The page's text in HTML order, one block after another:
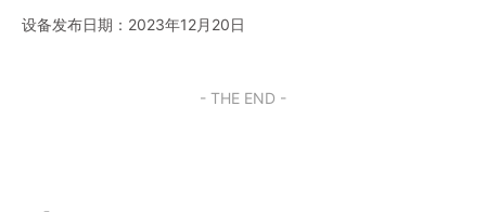
设备发布日期：2023年12月20日
- THE END -